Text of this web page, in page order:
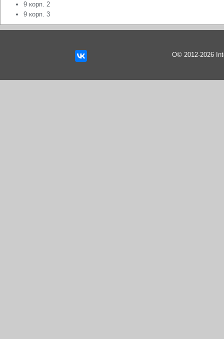
9 корп. 2
9 корп. 3
О© 2012-2026